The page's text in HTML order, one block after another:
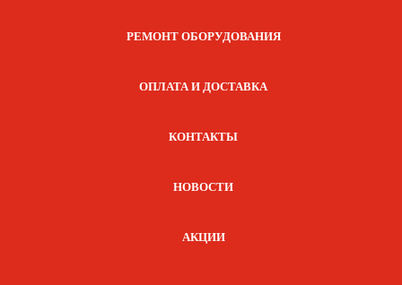
РЕМОНТ ОБОРУДОВАНИЯ
ОПЛАТА И ДОСТАВКА
КОНТАКТЫ
НОВОСТИ
АКЦИИ